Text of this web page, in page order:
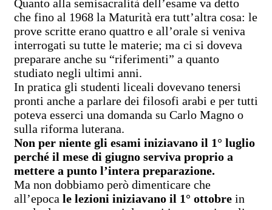
Quanto alla semisacralità dell’esame va detto
che fino al 1968 la Maturità era tutt’altra cosa: le
prove scritte erano quattro e all’orale si veniva
interrogati su tutte le materie; ma ci si doveva
preparare anche su “riferimenti” a quanto
studiato negli ultimi anni.
In pratica gli studenti liceali dovevano tenersi
pronti anche a parlare dei filosofi arabi e per tutti
poteva esserci una domanda su Carlo Magno o
sulla riforma luterana.
Non per niente gli esami iniziavano il 1° luglio
perché il mese di giugno serviva proprio a
mettere a punto l’intera preparazione.
Ma non dobbiamo però dimenticare che
all’epoca le lezioni iniziavano il 1° ottobre in